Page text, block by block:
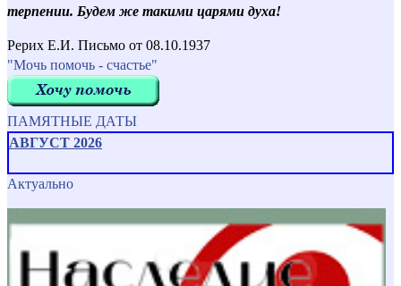
терпении. Будем же такими царями духа!
Рерих Е.И. Письмо от 08.10.1937
"Мочь помочь - счастье"
ПАМЯТНЫЕ ДАТЫ
АВГУСТ 2026
Актуально